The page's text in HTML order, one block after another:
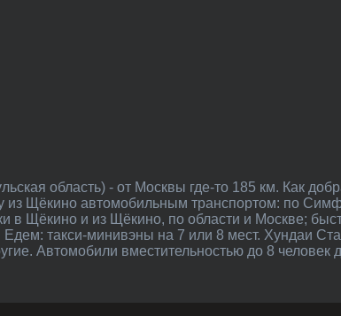
из Щёкино автомобильным транспортом: по
в Щёкино и из Щёкино, по области и Москве;
такси-минивэны на 7 или 8 мест. Хундаи
Автомобили вместительностью до 8 человек